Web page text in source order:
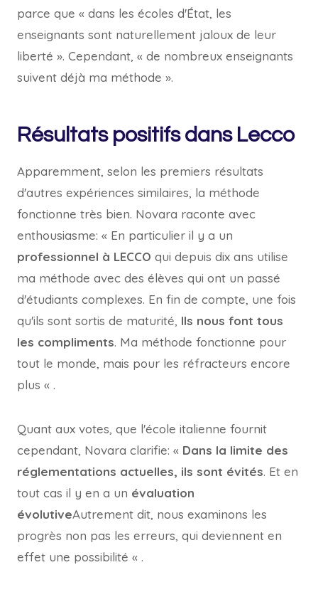
parce que « dans les écoles d'État, les
enseignants sont naturellement jaloux de leur
liberté ». Cependant, « de nombreux enseignants
suivent déjà ma méthode ».
Résultats positifs dans Lecco
Apparemment, selon les premiers résultats
d'autres expériences similaires, la méthode
fonctionne très bien. Novara raconte avec
enthousiasme: « En particulier il y a un
professionnel à LECCO qui depuis dix ans utilise
ma méthode avec des élèves qui ont un passé
d'étudiants complexes. En fin de compte, une fois
qu'ils sont sortis de maturité, Ils nous font tous
les compliments. Ma méthode fonctionne pour
tout le monde, mais pour les réfracteurs encore
plus « .
Quant aux votes, que l'école italienne fournit
cependant, Novara clarifie: « Dans la limite des
réglementations actuelles, ils sont évités. Et en
tout cas il y en a un évaluation
évolutiveAutrement dit, nous examinons les
progrès non pas les erreurs, qui deviennent en
effet une possibilité « .